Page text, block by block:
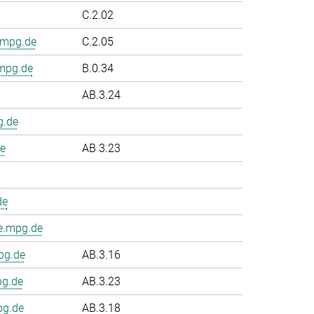
C.2.02
C.2.05
B.0.34
AB.3.24
AB 3.23
AB.3.16
AB.3.23
AB.3.18